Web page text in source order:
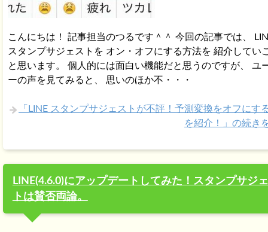
こんにちは！ 記事担当のつるです＾＾ 今回の記事では、
スタンプサジェストを オン・オフにする方法を 紹介してい
と思います。 個人的には面白い機能だと思うのですが、 ユ
ーの声を見てみると、 思いのほか不・・・
「LINE スタンプサジェストが不評！予測変換をオフにす
を紹介！」の続き
LINE(4.6.0)にアップデートしてみた！スタンプサジ
トは賛否両論。